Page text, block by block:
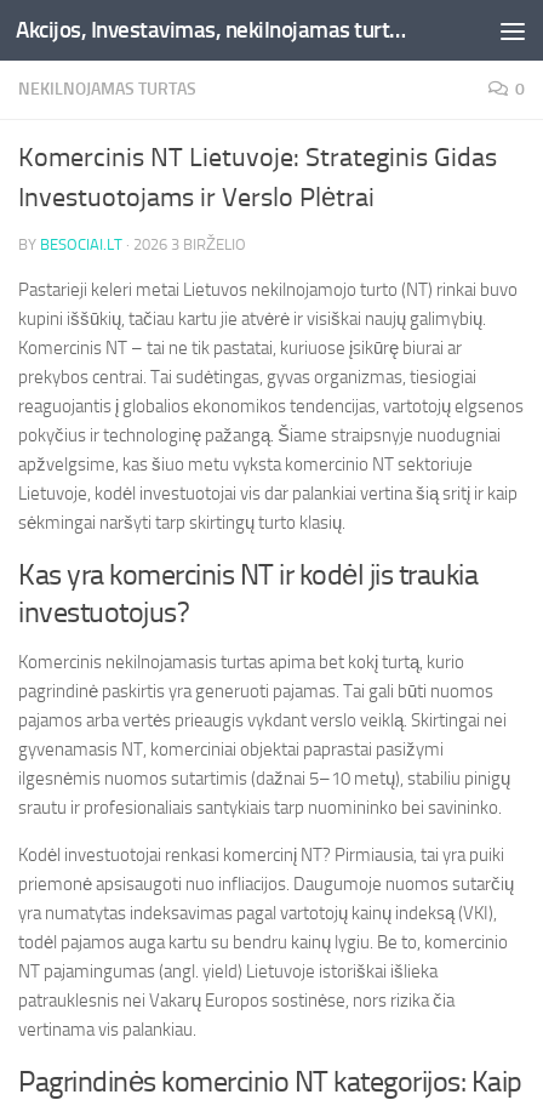
Skip to content Akcijos, Investavimas, nekilnojamas turtas, kriptovaliutos - Besociai.lt
NEKILNOJAMAS TURTAS 0
Komercinis NT Lietuvoje: Strateginis Gidas
Investuotojams ir Verslo Plėtrai
BY BESOCIAI.LT · 2026 3 BIRŽELIO
Pastarieji keleri metai Lietuvos nekilnojamojo turto (NT) rinkai buvo
kupini iššūkių, tačiau kartu jie atvėrė ir visiškai naujų galimybių.
Komercinis NT – tai ne tik pastatai, kuriuose įsikūrę biurai ar
prekybos centrai. Tai sudėtingas, gyvas organizmas, tiesiogiai
reaguojantis į globalios ekonomikos tendencijas, vartotojų elgsenos
pokyčius ir technologinę pažangą. Šiame straipsnyje nuodugniai
apžvelgsime, kas šiuo metu vyksta komercinio NT sektoriuje
Lietuvoje, kodėl investuotojai vis dar palankiai vertina šią sritį ir kaip
sėkmingai naršyti tarp skirtingų turto klasių.
Kas yra komercinis NT ir kodėl jis traukia
investuotojus?
Komercinis nekilnojamasis turtas apima bet kokį turtą, kurio
pagrindinė paskirtis yra generuoti pajamas. Tai gali būti nuomos
pajamos arba vertės prieaugis vykdant verslo veiklą. Skirtingai nei
gyvenamasis NT, komerciniai objektai paprastai pasižymi
ilgesnėmis nuomos sutartimis (dažnai 5–10 metų), stabiliu pinigų
srautu ir profesionaliais santykiais tarp nuomininko bei savininko.
Kodėl investuotojai renkasi komercinį NT? Pirmiausia, tai yra puiki
priemonė apsisaugoti nuo infliacijos. Daugumoje nuomos sutarčių
yra numatytas indeksavimas pagal vartotojų kainų indeksą (VKI),
todėl pajamos auga kartu su bendru kainų lygiu. Be to, komercinio
NT pajamingumas (angl. yield) Lietuvoje istoriškai išlieka
patrauklesnis nei Vakarų Europos sostinėse, nors rizika čia
vertinama vis palankiau.
Pagrindinės komercinio NT kategorijos: Kaip